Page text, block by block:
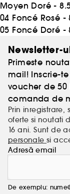
Moyen Doré -
04 Foncé Rosé -
05 Foncé Doré -
Newsletter-
Primeste
mail! Inscrie-
voucher de
comanda de
Prin
oferte si noutati
16 ani. Sunt de
personalesi
Adresă email
De exemplu: